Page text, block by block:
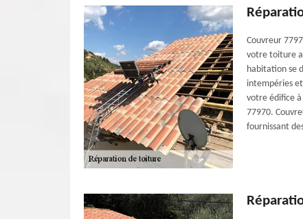
Couvreur
votre toiture
habitation se
intempéries
votre édifice à
77970.
fournissant